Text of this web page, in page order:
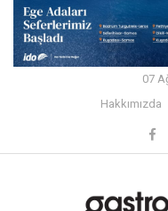
07
Hakkımızda